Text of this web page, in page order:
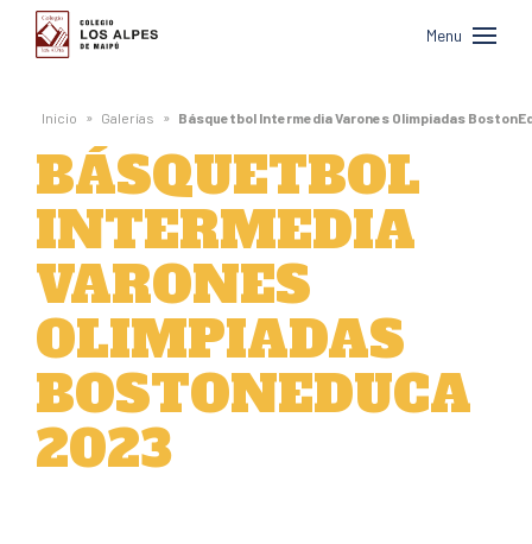
Colegio
Los
Alpes
de
Maipú
Menu
Inicio » Galerías » Básquetbol Intermedia Varones Olimpiadas
BÁSQUETBOL
INTERMEDIA
VARONES
OLIMPIADAS
BOSTONEDUCA
2023